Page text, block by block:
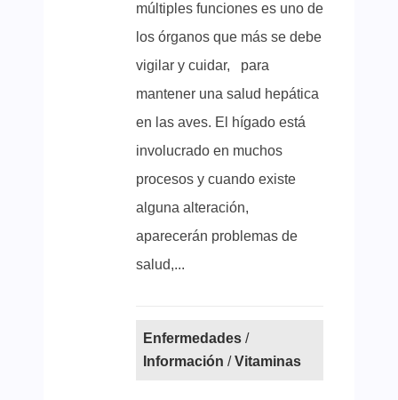
múltiples funciones es uno de
los órganos que más se debe
vigilar y cuidar, para
mantener una salud hepática
en las aves. El hígado está
involucrado en muchos
procesos y cuando existe
alguna alteración,
aparecerán problemas de
salud,...
Enfermedades /
Información /Vitaminas